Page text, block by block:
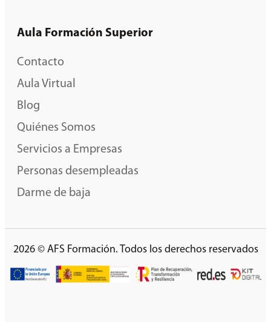
Aula Formación Superior
Contacto
Aula Virtual
Blog
Quiénes Somos
Servicios a Empresas
Personas desempleadas
Darme de baja
2026 © AFS Formación. Todos los derechos reservados